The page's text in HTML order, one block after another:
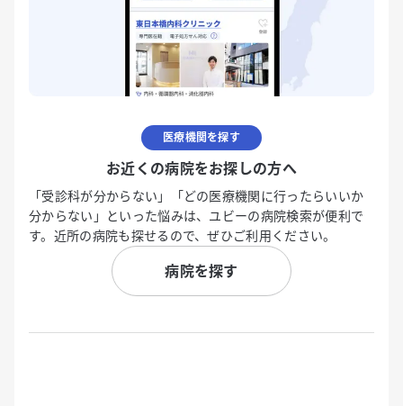
医療機関を探す
お近くの病院をお探しの方へ
「受診科が分からない」「どの医療機関に行ったらいいか
分からない」といった悩みは、ユビーの病院検索が便利で
す。近所の病院も探せるので、ぜひご利用ください。
病院を探す